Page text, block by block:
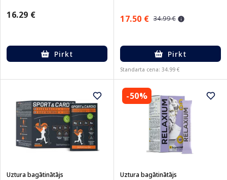
16.29 €
Pirkt
17.50 € 34.99 €
Pirkt
Standarta cena: 34.99 €
Uztura bagātinātājs
-50%
Uztura bagātinātājs